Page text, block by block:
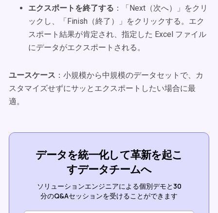
エクスポートを終了する ：「Next（次へ）」をクリ
ックし、「Finish（終了）」をクリックする。エク
スポート結果が肯定され、指定した Excel ファイル
にデータがエクスポートされる。
ユースケース ：小規模から中規模のデータセットで、カ
スタマイズせずにサッとエクスポートしたい場合に最
適。
データを統一化して革新を起こ
すデータチームへ
ソリューションエンジニアによる個別デモと30
分のQ&Aセッションを受けることができます